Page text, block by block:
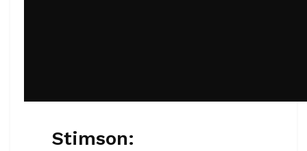
Stimson: